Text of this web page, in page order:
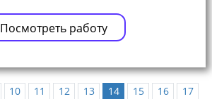
Посмотреть работу
10 11 12 13 14 15 16
17